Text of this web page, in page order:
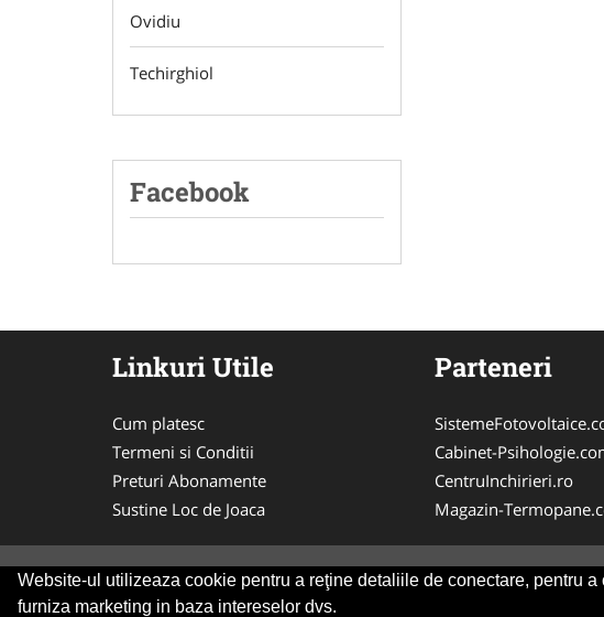
Website-ul utilizeaza cookie pentru a reţine detaliile de conectare, pentru
furniza marketing in baza intereselor dvs.
Ovidiu
Techirghiol
Facebook
Linkuri Utile
Cum platesc
Termeni si Conditii
Preturi Abonamente
Sustine Loc de Joaca
Parteneri
Cabinet-
CentruInchirieri.ro
Magazin-
© 2014-2026 Powered byVilonMedia& Tokaido Consult-ANPC